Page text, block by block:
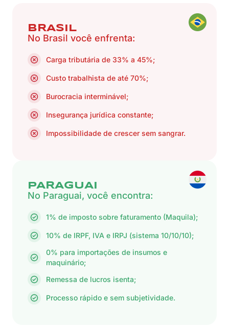
BRASIL
No Brasil você enfrenta:
Carga tributária de 33% a 45%;
Custo trabalhista de até 70%;
Burocracia interminável;
Insegurança jurídica constante;
Impossibilidade de crescer sem sangrar.
PARAGUAI
No Paraguai, você encontra:
1% de imposto sobre faturamento (Maquila);
10% de IRPF, IVA e IRPJ (sistema 10/10/10);
0% para importações de insumos e
maquinário;
Remessa de lucros isenta;
Processo rápido e sem subjetividade.